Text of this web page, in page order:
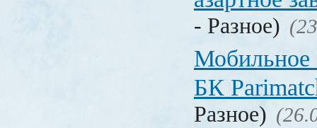
- Разное)
Мобильное
БК
Разное)